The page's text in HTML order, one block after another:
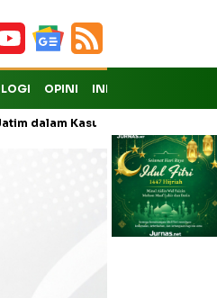
OPINI INDEKS
Pungli Masih Didalami